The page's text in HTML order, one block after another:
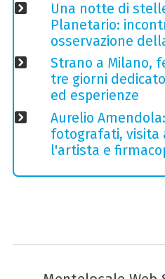
Una notte di
Planetario:
osservazione
Strano a Milano,
tre giorni
ed esperienze
Aurelio
fotografati, visita
l'artista e